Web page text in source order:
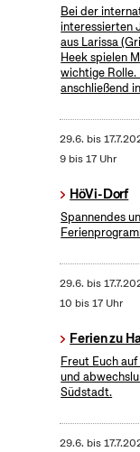
Bei der
interessierten
aus Larissa
Heek spielen
wichtige
anschließend
29.6. bis
9 bis 17 Uhr
HöVi-Dorf
Spannendes
29.6. bis
10 bis 17 Uhr
Ferien zu
Freut Euch
und
Südstadt.
29.6. bis